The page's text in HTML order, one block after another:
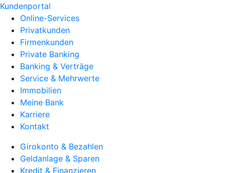
Kundenportal
Online-Services
Privatkunden
Firmenkunden
Private Banking
Banking & Verträge
Service & Mehrwerte
Immobilien
Meine Bank
Karriere
Kontakt
Girokonto & Bezahlen
Geldanlage & Sparen
Kredit & Finanzieren